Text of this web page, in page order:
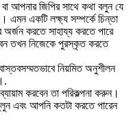
আপনার জিপির সাথে কথা বলুন যে
এমন একটি লক্ষ্য সম্পর্কে চিন্তা
করতে সাহায্য করতে পারে
তখন নিজেকে পুরস্কৃত করতে
নিয়মিত অনুশীলন
করবেন তা পরিকল্পনা করুন।
এবং আপনি কতটা করতে পারেন